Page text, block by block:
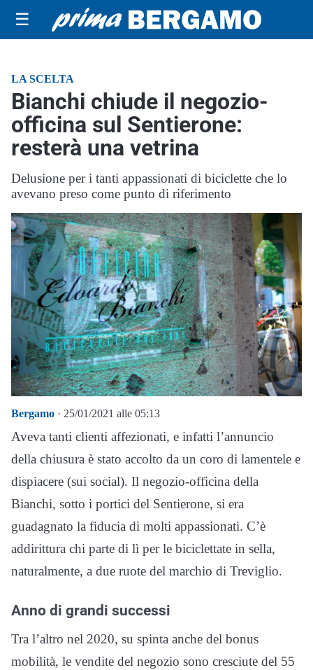
☰
LA SCELTA
Bianchi chiude il negozio-
officina sul Sentierone:
resterà una vetrina
Delusione per i tanti appassionati di biciclette che lo
avevano preso come punto di riferimento
Bergamo · 25/01/2021 alle 05:13
Aveva tanti clienti affezionati, e infatti l’annuncio
della chiusura è stato accolto da un coro di lamentele e
dispiacere (sui social). Il negozio-officina della
Bianchi, sotto i portici del Sentierone, si era
guadagnato la fiducia di molti appassionati. C’è
addirittura chi parte di lì per le biciclettate in sella,
naturalmente, a due ruote del marchio di Treviglio.
Anno di grandi successi
Tra l’altro nel 2020, su spinta anche del bonus
mobilità, le vendite del negozio sono cresciute del 55